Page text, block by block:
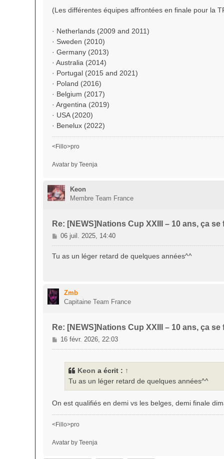
(Les différentes équipes affrontées en finale pour la
· Netherlands (2009 and 2011)
· Sweden (2010)
· Germany (2013)
· Australia (2014)
· Portugal (2015 and 2021)
· Poland (2016)
· Belgium (2017)
· Argentina (2019)
· USA (2020)
· Benelux (2022)
<Fillo>pro
Avatar by Teenja
Keon
Membre Team France
Re: [NEWS]Nations Cup XXIII – 10 ans, ça se
M
e
s
e
06 juil. 2025, 14:40
Tu as un léger retard de quelques années^^
Zmb
Capitaine Team France
Re: [NEWS]Nations Cup XXIII – 10 ans, ça se
M
e
16 févr. 2026, 22:03
Keon a écrit : ↑
Tu as un léger retard de quelques années^^
On est qualifiés en demi vs les belges, demi finale
<Fillo>pro
Avatar by Teenja